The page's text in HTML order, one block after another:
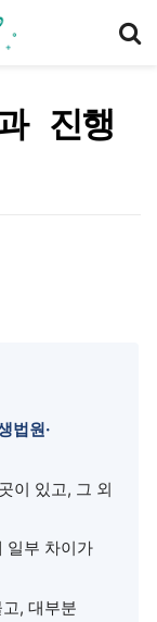
진행
법원·
이 있고, 그 외
일부 차이가
, 대부분